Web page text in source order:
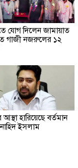
যোগ দিলেন জামায়াত
গাজী নজরুলের ১২
হারিয়েছে বর্তমান
ইসলাম